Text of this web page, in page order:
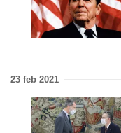
23 feb 2021